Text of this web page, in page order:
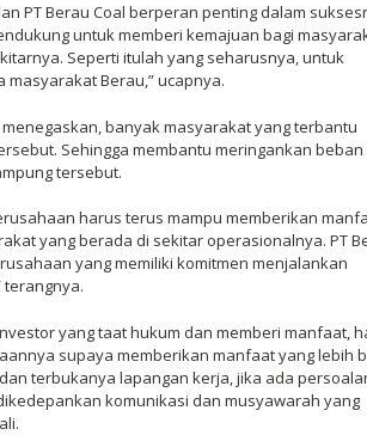
PT Berau Coal berperan penting dalam
untuk memberi kemajuan bagi
Seperti itulah yang seharusnya, untuk
masyarakat Berau,” ucapnya.
banyak masyarakat yang terbantu
Sehingga membantu meringankan beban
tersebut.
harus terus mampu memberikan
yang berada di sekitar operasionalnya. PT
yang memiliki komitmen menjalankan
terangnya.
yang taat hukum dan memberi manfaat,
supaya memberikan manfaat yang lebih
terbukanya lapangan kerja, jika ada
komunikasi dan musyawarah yang